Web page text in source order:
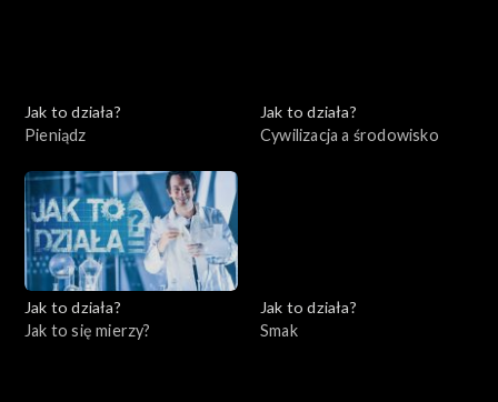
Jak to działa?
Pieniądz
Jak to działa?
Cywilizacja a środowisko
Jak to działa?
Jak to się mierzy?
Jak to działa?
Smak